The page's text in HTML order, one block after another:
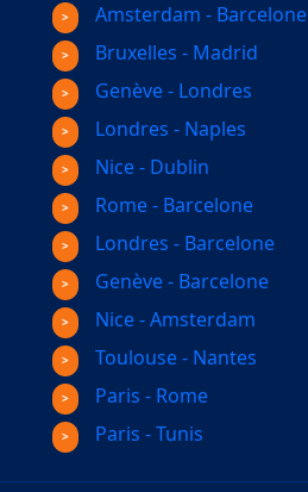
Amsterdam - Barcelone
Bruxelles - Madrid
Genève - Londres
Londres - Naples
Nice - Dublin
Rome - Barcelone
Londres - Barcelone
Genève - Barcelone
Nice - Amsterdam
Toulouse - Nantes
Paris - Rome
Paris - Tunis